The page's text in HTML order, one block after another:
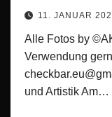
11. JANUAR
Alle Fotos by
Verwendung
und Artistik Am…